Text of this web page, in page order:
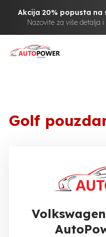
Akcija 20% popusta na
Nazovite za više detalja
Golf